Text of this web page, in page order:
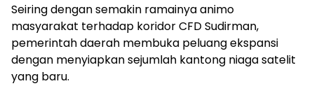
Seiring dengan semakin ramainya animo
masyarakat terhadap koridor CFD Sudirman,
pemerintah daerah membuka peluang ekspansi
dengan menyiapkan sejumlah kantong niaga satelit
yang baru.